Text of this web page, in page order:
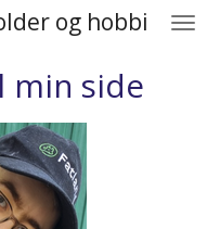
og hobbi
min side